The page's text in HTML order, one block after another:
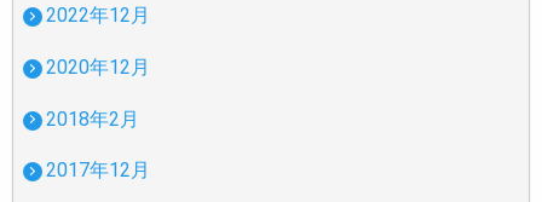
2022年12月
2020年12月
2018年2月
2017年12月